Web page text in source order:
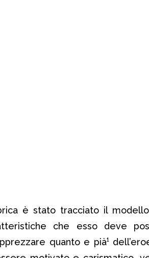
è stato tracciato il
che esso deve
quanto e pià¹